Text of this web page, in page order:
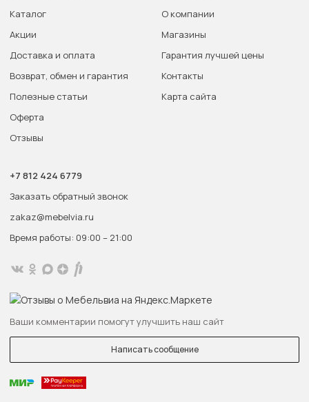
Каталог
Акции
Доставка и оплата
Возврат, обмен и гарантия
Полезные статьи
Оферта
Отзывы
О компании
Магазины
Гарантия лучшей цены
Контакты
Карта сайта
+7 812 424 6779
Заказать обратный звонок
zakaz@mebelvia.ru
Время работы: 09:00 – 21:00
Ваши комментарии помогут улучшить наш сайт
Написать сообщение